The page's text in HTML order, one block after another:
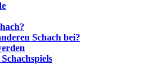
Schach bei?